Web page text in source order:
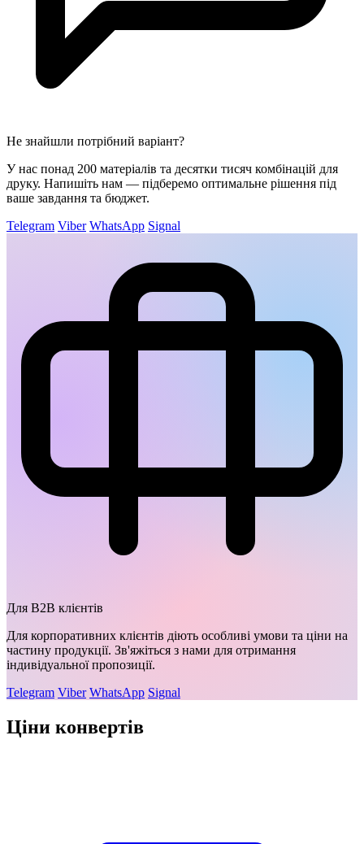
Не знайшли потрібний варіант?
У нас понад 200 матеріалів та десятки тисяч комбінацій для
друку. Напишіть нам — підберемо оптимальне рішення під
ваше завдання та бюджет.
Telegram Viber WhatsApp Signal
Для B2B клієнтів
Для корпоративних клієнтів діють особливі умови та ціни на
частину продукції. Зв'яжіться з нами для отримання
індивідуальної пропозиції.
Telegram Viber WhatsApp Signal
Ціни конвертів